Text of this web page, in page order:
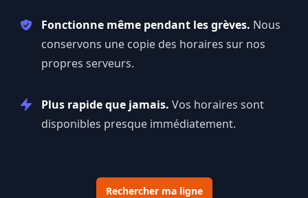
Fonctionne même pendant les grèves. Nous
conservons une copie des horaires sur nos
propres serveurs.
Plus rapide que jamais. Vos horaires sont
disponibles presque immédiatement.
Rechercher ma ligne